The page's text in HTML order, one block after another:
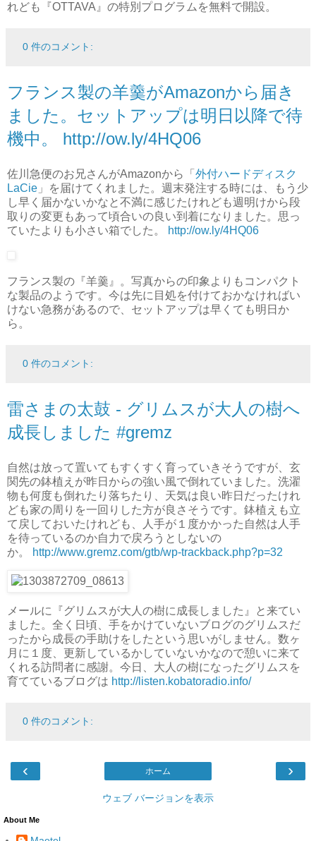
れども『OTTAVA』の特別プログラムを無料で開設。
0 件のコメント:
フランス製の羊羹がAmazonから届き
ました。セットアップは明日以降で待
機中。 http://ow.ly/4HQ06
佐川急便のお兄さんがAmazonから「 外付ハードディスク
LaCie 」を届けてくれました。週末発注する時には、もう少
し早く届かないかなと不満に感じたけれども週明けから段
取りの変更もあって頃合いの良い到着になりました。思っ
ていたよりも小さい箱でした。
http://ow.ly/4HQ06
フランス製の『羊羹』。写真からの印象よりもコンパクト
な製品のようです。今は先に目処を付けておかなければい
けない急務があるので、セットアップは早くても明日か
ら。
0 件のコメント:
雷さまの太鼓 - グリムスが大人の樹へ
成長しました #gremz
自然は放って置いてもすくすく育っていきそうですが、玄
関先の鉢植えが昨日からの強い風で倒れていました。洗濯
物も何度も倒れたり落ちたり、天気は良い昨日だったけれ
ども家の周りを一回りした方が良さそうです。鉢植えも立
て戻しておいたけれども、人手が１度かかった自然は人手
を待っているのか自力で戻ろうとしないの
か。
http://www.gremz.com/gtb/wp-trackback.php?p=32
メールに『グリムスが大人の樹に成長しました』と来てい
ました。全く日頃、手をかけていないブログのグリムスだ
ったから成長の手助けをしたという思いがしません。数ヶ
月に１度、更新しているかしていないかなので憩いに来て
くれる訪問者に感謝。今日、大人の樹になったグリムスを
育てているブログは http://listen.kobatoradio.info/
0 件のコメント:
‹ ›
ホーム
ウェブ バージョンを表示
About Me